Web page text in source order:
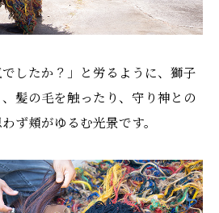
したか？」と労るように、獅子
髪の毛を触ったり、守り神との
ず頬がゆるむ光景です。